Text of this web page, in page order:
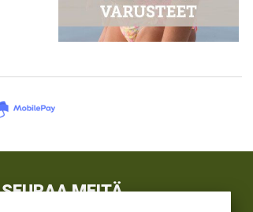
SEURAA MEITÄ